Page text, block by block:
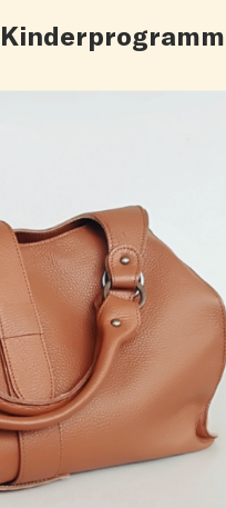
Kinderprogramm